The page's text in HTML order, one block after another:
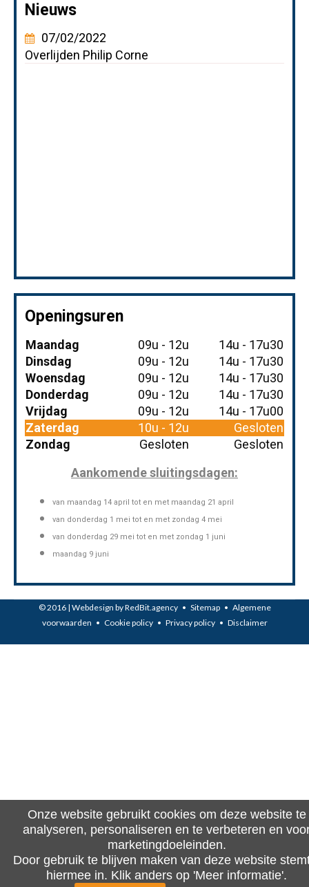
Onze website gebruikt cookies om deze website te
analyseren, personaliseren en te verbeteren en
marketingdoeleinden.
Door gebruik te blijven maken van deze website
hiermee in. Klik anders op 'Meer informatie'.
Nieuws
07/02/2022
Overlijden Philip Corne
Openingsuren
Maandag 09u - 12u
14u - 17u30
Dinsdag
09u - 12u
14u - 17u30
Woensdag
09u - 12u
14u - 17u30
Donderdag
09u - 12u
14u - 17u30
Vrijdag
09u - 12u
14u - 17u00
Zaterdag
10u - 12u
Gesloten
Zondag
Gesloten
Gesloten
Aankomende sluitingsdagen:
van maandag 14 april tot en met maandag 21 april
van donderdag 1 mei tot en met zondag 4 mei
van donderdag 29 mei tot en met zondag 1 juni
maandag 9 juni
© 2016 | Webdesign byRedBit.agency• Sitemap• Algemene
voorwaarden • Cookie policy• Privacy policy• Disclaimer